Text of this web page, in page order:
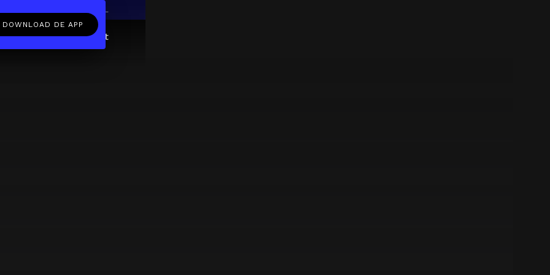
NL
OverFAQContact
DOWNLOAD DE APP